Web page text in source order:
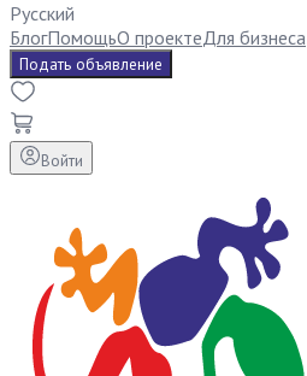
Русский
БлогПомощьО проектеДля бизнеса
Подать объявление
Войти